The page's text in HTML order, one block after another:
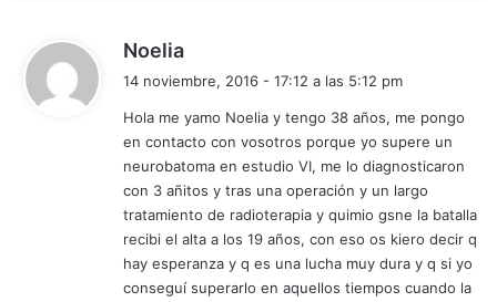
Noelia
e
:
14 noviembre, 2016 - 17:12 a las 5:12 pm
Hola me yamo Noelia y tengo 38 años, me pongo
en contacto con vosotros porque yo supere un
neurobatoma en estudio VI, me lo diagnosticaron
con 3 añitos y tras una operación y un largo
tratamiento de radioterapia y quimio gsne la batalla
recibi el alta a los 19 años, con eso os kiero decir q
hay esperanza y q es una lucha muy dura y q si yo
conseguí superarlo en aquellos tiempos cuando la